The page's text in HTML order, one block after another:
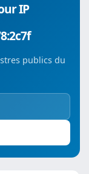
IP
publics du